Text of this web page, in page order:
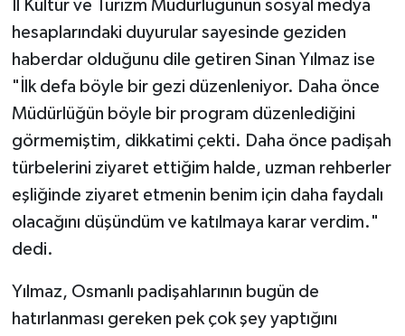
İl Kültür ve Turizm Müdürlüğünün sosyal medya
hesaplarındaki duyurular sayesinde geziden
haberdar olduğunu dile getiren Sinan Yılmaz ise
"İlk defa böyle bir gezi düzenleniyor. Daha önce
Müdürlüğün böyle bir program düzenlediğini
görmemiştim, dikkatimi çekti. Daha önce padişah
türbelerini ziyaret ettiğim halde, uzman rehberler
eşliğinde ziyaret etmenin benim için daha faydalı
olacağını düşündüm ve katılmaya karar verdim."
dedi.
Yılmaz, Osmanlı padişahlarının bugün de
hatırlanması gereken pek çok şey yaptığını
Kilis Müftülüğü
Kırıkkale Müftülüğü
Kırklareli Müftülüğü
Kırşehir Müftülüğü
Kocaeli Müftülüğü